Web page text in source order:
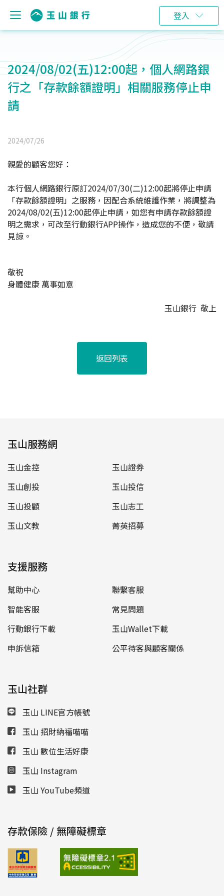
登入
2024/08/02(五)12:00起，個人網路銀
行之「存款餘額證明」相關服務停止申
請
2024/07/26
親愛的顧客您好：
本行個人網路銀行原訂2024/07/30(二)12:00起將停止申請
「存款餘額證明」之服務，因配合系統維護作業，將調整為
2024/08/02(五)12:00起停止申請，如您有申請存款餘額證
明之需求，可改至行動銀行APP操作，造成您的不便，敬請
見諒。
敬祝
身體健康 萬事如意
玉山銀行 敬上
返回列表
玉山服務網
玉山金控
玉山證券
玉山創投
玉山投信
玉山投顧
玉山志工
玉山文教
菁英招募
支援服務
幫助中心
聯繫客服
智能客服
常見問題
行動銀行下載
玉山Wallet下載
申訴信箱
公平待客與顧客關係
玉山社群
玉山 LINE官方帳號
玉山 招財納福喵喵
玉山 數位生活好康
玉山 Instagram
玉山 YouTube頻道
存款保險 / 無障礙標章